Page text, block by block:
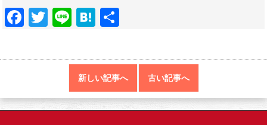
F
e
o
o
T
itt
Li
e
H
e
n
a
新しい記事へ 古い記事へ